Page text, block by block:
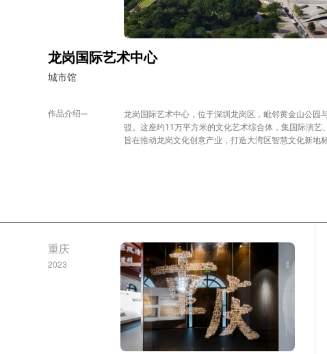
龙岗国际艺术中心
城市馆
作品介绍
龙岗国际艺术中心，位于深圳龙岗区，毗邻黄金山公园
驳。这座约11万平方米的文化艺术综合体，集国际演艺
旨在推动龙岗文化创意产业，打造大湾区智慧文化新地
重庆
2023